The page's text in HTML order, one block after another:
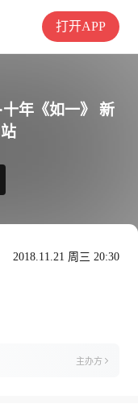
打开APP
十年《如一》 新
2018.11.21 周三 20:30
主办方